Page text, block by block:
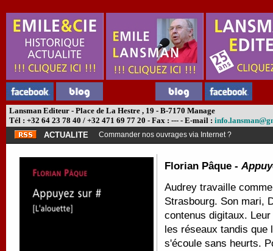
Lansman Editeur - Place de La Hestre , 19 - B-7170 Manage
Tél : +32 64 23 78 40 / +32 471 69 77 20 - Fax : --- - E-mail :
ACTUALITE
Commander nos ouvrages via Internet ?
Florian Pâque -
Audrey travaille
Strasbourg. Son mari,
contenus digitaux.
les réseaux tandis
s'écoule sans heurts.